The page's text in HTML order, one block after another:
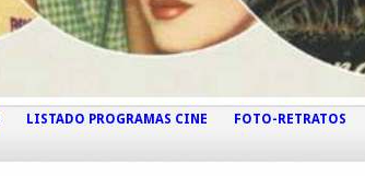
LISTADO PROGRAMAS CINE FOTO-RETRATOS